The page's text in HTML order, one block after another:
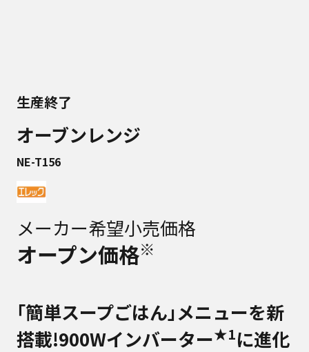
生産終了
オーブンレンジ
NE-T156
メーカー希望小売価格
オープン価格※
｢簡単スープごはん｣メニューを新
搭載!900Wインバーター★1に進化